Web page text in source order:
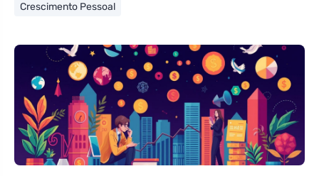
Crescimento Pessoal